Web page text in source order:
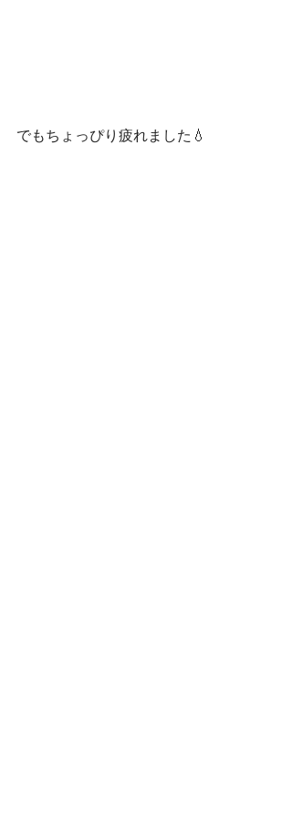
でもちょっぴり疲れました💧